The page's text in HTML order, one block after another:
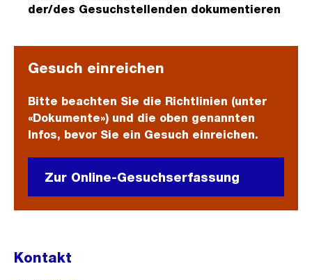
der/des Gesuchstellenden dokumentieren
Gesuch einreichen
Bitte beachten Sie die Richtlinien (unter
«Dokumente») und die oben genannten
Infos, bevor Sie ein Gesuch einreichen.
Zur Online-Gesuchserfassung
Kontakt